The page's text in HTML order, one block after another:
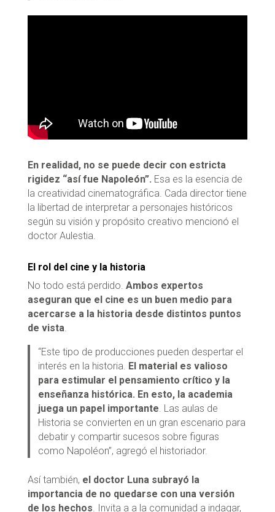
En realidad, no se puede decir con estricta
rigidez “así fue Napoleón”. Esa es la esencia de
la creatividad cinematográfica. Cada director tiene
la libertad de interpretar a personajes históricos
según su visión y propósito creativo mencionó el
doctor Aulestia.
El rol del cine y la historia
No todo está perdido. Ambos expertos
aseguran que el cine es un buen medio para
acercarse a la historia desde distintos puntos
de vista
“Este tipo de producciones pueden despertar el
interés en la historia. El material es valioso
para estimular el pensamiento crítico y la
enseñanza histórica. En esto, la academia
juega un papel importante . Las aulas de
Historia se convierten en un gran escenario para
debatir y compartir sucesos sobre figuras
como Napoléon”, agregó el historiador.
Así también, el doctor Luna subrayó la
importancia de no quedarse con una versión
de los hechos. Invita a a la comunidad a indagar,